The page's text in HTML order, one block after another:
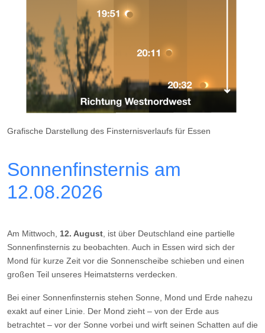
Grafische Darstellung des Finsternisverlaufs für Essen
Sonnenfinsternis am
12.08.2026
Am Mittwoch, 12. August, ist über Deutschland eine partielle
Sonnenfinsternis zu beobachten. Auch in Essen wird sich der
Mond für kurze Zeit vor die Sonnenscheibe schieben und einen
großen Teil unseres Heimatsterns verdecken.
Bei einer Sonnenfinsternis stehen Sonne, Mond und Erde nahezu
exakt auf einer Linie. Der Mond zieht – von der Erde aus
betrachtet – vor der Sonne vorbei und wirft seinen Schatten auf die